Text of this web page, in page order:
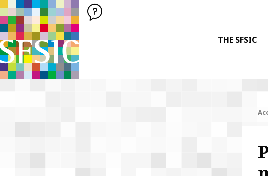
SFSIC SOCIÉTÉ FRANÇAISE DES SCIENCES DE L'INFORMATION & DE LA
Société Française des Sciences de
THE SFSIC